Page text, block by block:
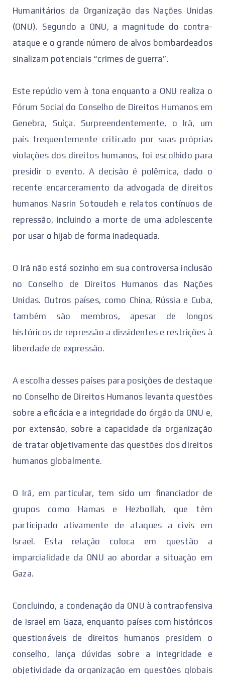
Humanitários da Organização das Nações Unidas
(ONU). Segundo a ONU, a magnitude do contra-
ataque e o grande número de alvos bombardeados
sinalizam potenciais “crimes de guerra”.
Este repúdio vem à tona enquanto a ONU realiza o
Fórum Social do Conselho de Direitos Humanos em
Genebra, Suíça. Surpreendentemente, o Irã, um
país frequentemente criticado por suas próprias
violações dos direitos humanos, foi escolhido para
presidir o evento. A decisão é polêmica, dado o
recente encarceramento da advogada de direitos
humanos Nasrin Sotoudeh e relatos contínuos de
repressão, incluindo a morte de uma adolescente
por usar o hijab de forma inadequada.
O Irã não está sozinho em sua controversa inclusão
no Conselho de Direitos Humanos das Nações
Unidas. Outros países, como China, Rússia e Cuba,
também são membros, apesar de longos
históricos de repressão a dissidentes e restrições à
liberdade de expressão.
A escolha desses países para posições de destaque
no Conselho de Direitos Humanos levanta questões
sobre a eficácia e a integridade do órgão da ONU e,
por extensão, sobre a capacidade da organização
de tratar objetivamente das questões dos direitos
humanos globalmente.
O Irã, em particular, tem sido um financiador de
grupos como Hamas e Hezbollah, que têm
participado ativamente de ataques a civis em
Israel. Esta relação coloca em questão a
imparcialidade da ONU ao abordar a situação em
Gaza.
Concluindo, a condenação da ONU à contraofensiva
de Israel em Gaza, enquanto países com históricos
questionáveis de direitos humanos presidem o
conselho, lança dúvidas sobre a integridade e
objetividade da organização em questões globais